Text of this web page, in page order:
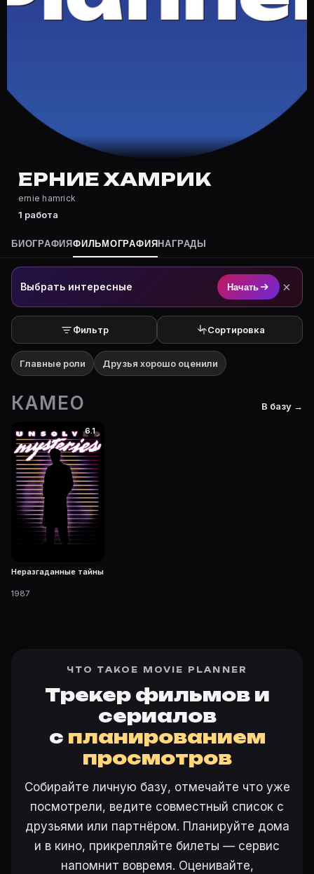
Где снимался Ерние Хамрик?
Ерние Хамрик — актёр. Биография и роли на
Где открыть фильмографию Ерние Хамрик?
На Movie Planner: https://movie-planner.ru/s/
ЕРНИЕ ХАМРИК
ernie hamrick
1 работа
БИОГРАФИЯФИЛЬМОГРАФИЯ НАГРАДЫ
Выбрать интересные Начать ×
Фильтр Сортировка
Главные роли Друзья хорошо оценили
КАМЕО В базу →
6.1
Неразгаданные тайны
1987
ЧТО ТАКОЕ MOVIE PLANNER
Трекер фильмов и
сериалов
с планированием
просмотров
Собирайте личную базу, отмечайте что уже
посмотрели, ведите совместный список с
друзьями или партнёром. Планируйте дома
и в кино, прикрепляйте билеты — сервис
напомнит вовремя. Оценивайте,